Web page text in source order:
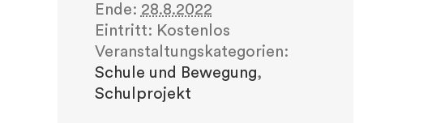
Ende: 28.8.2022
Eintritt: Kostenlos
Veranstaltungskategorien:
Schule und Bewegung,
Schulprojekt